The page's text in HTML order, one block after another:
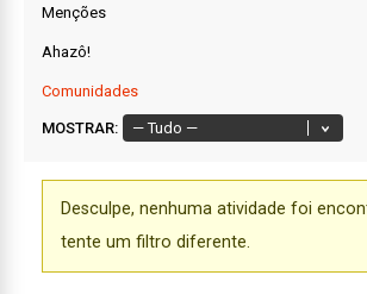
Menções
Ahazô!
Comunidades
MOSTRAR:
Desculpe, nenhuma atividade foi
tente um filtro diferente.